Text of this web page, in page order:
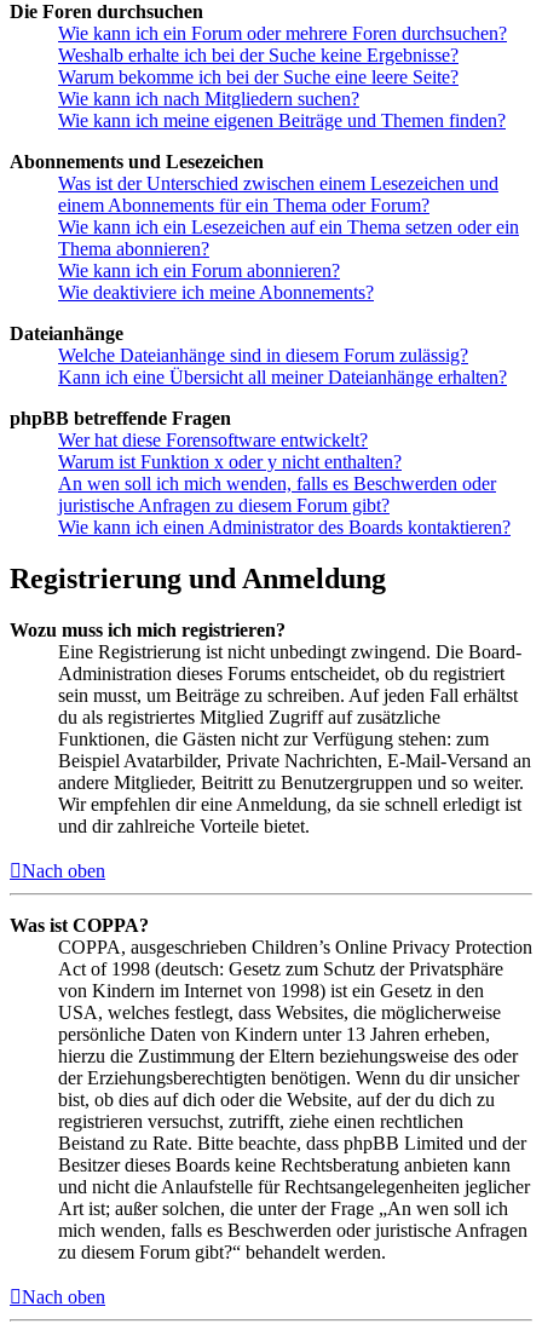
Die Foren durchsuchen
Wie kann ich ein Forum oder mehrere Foren durchsuchen?
Weshalb erhalte ich bei der Suche keine Ergebnisse?
Warum bekomme ich bei der Suche eine leere Seite?
Wie kann ich nach Mitgliedern suchen?
Wie kann ich meine eigenen Beiträge und Themen finden?
Abonnements und Lesezeichen
Was ist der Unterschied zwischen einem Lesezeichen und
einem Abonnements für ein Thema oder Forum?
Wie kann ich ein Lesezeichen auf ein Thema setzen oder ein
Thema abonnieren?
Wie kann ich ein Forum abonnieren?
Wie deaktiviere ich meine Abonnements?
Dateianhänge
Welche Dateianhänge sind in diesem Forum zulässig?
Kann ich eine Übersicht all meiner Dateianhänge erhalten?
phpBB betreffende Fragen
Wer hat diese Forensoftware entwickelt?
Warum ist Funktion x oder y nicht enthalten?
An wen soll ich mich wenden, falls es Beschwerden oder
juristische Anfragen zu diesem Forum gibt?
Wie kann ich einen Administrator des Boards kontaktieren?
Registrierung und Anmeldung
Wozu muss ich mich registrieren?
Eine Registrierung ist nicht unbedingt zwingend. Die Board-
Administration dieses Forums entscheidet, ob du registriert
sein musst, um Beiträge zu schreiben. Auf jeden Fall erhältst
du als registriertes Mitglied Zugriff auf zusätzliche
Funktionen, die Gästen nicht zur Verfügung stehen: zum
Beispiel Avatarbilder, Private Nachrichten, E-Mail-Versand an
andere Mitglieder, Beitritt zu Benutzergruppen und so weiter.
Wir empfehlen dir eine Anmeldung, da sie schnell erledigt ist
und dir zahlreiche Vorteile bietet.
Nach oben
Was ist COPPA?
COPPA, ausgeschrieben Children’s Online Privacy Protection
Act of 1998 (deutsch: Gesetz zum Schutz der Privatsphäre
von Kindern im Internet von 1998) ist ein Gesetz in den
USA, welches festlegt, dass Websites, die möglicherweise
persönliche Daten von Kindern unter 13 Jahren erheben,
hierzu die Zustimmung der Eltern beziehungsweise des oder
der Erziehungsberechtigten benötigen. Wenn du dir unsicher
bist, ob dies auf dich oder die Website, auf der du dich zu
registrieren versuchst, zutrifft, ziehe einen rechtlichen
Beistand zu Rate. Bitte beachte, dass phpBB Limited und der
Besitzer dieses Boards keine Rechtsberatung anbieten kann
und nicht die Anlaufstelle für Rechtsangelegenheiten jeglicher
Art ist; außer solchen, die unter der Frage „An wen soll ich
mich wenden, falls es Beschwerden oder juristische Anfragen
zu diesem Forum gibt?“ behandelt werden.
Nach oben